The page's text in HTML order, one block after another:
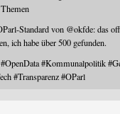
Standard von @okfde: das
ich habe über 500 gefunden.
#OpenData #Kommunalpolitik #
#Transparenz #OParl